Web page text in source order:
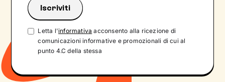
Letta l'informativa acconsento alla ricezione di
comunicazioni informative e promozionali di cui al
punto 4.C della stessa